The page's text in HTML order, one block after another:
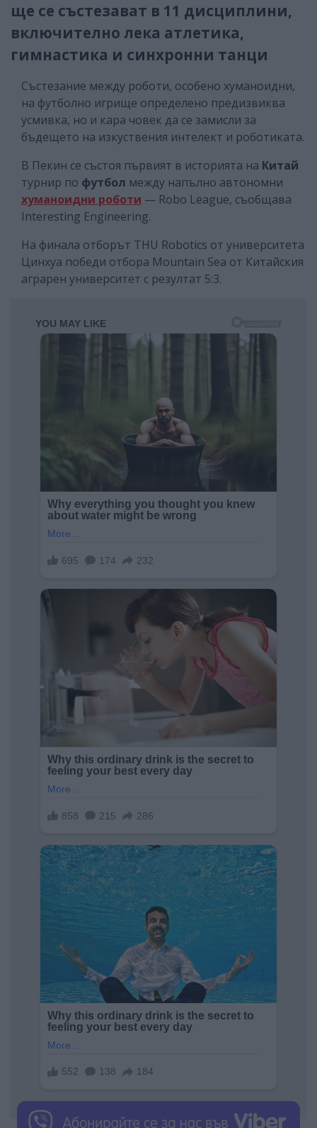
ще се състезават в 11 дисциплини,
включително лека атлетика,
гимнастика и синхронни танци
Състезание между роботи, особено хуманоидни,
на футболно игрище определено предизвиква
усмивка, но и кара човек да се замисли за
бъдещето на изкуствения интелект и роботиката.
В Пекин се състоя първият в историята на Китай
турнир по футбол между напълно автономни
хуманоидни роботи — Robo League, съобщава
Interesting Engineering.
На финала отборът THU Robotics от университета
Цинхуа победи отбора Mountain Sea от Китайския
аграрен университет с резултат 5:3.